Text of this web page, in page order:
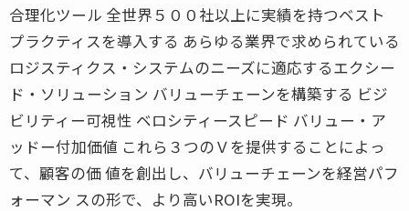
合理化ツール 全世界５００社以上に実績を持つベスト
プラクティスを導入する あらゆる業界で求められている
ロジスティクス・システムのニーズに適応するエクシー
ド・ソリューション バリューチェーンを構築する ビジ
ビリティー可視性 ベロシティースピード バリュー・ア
ッドー付加価値 これら３つのＶを提供することによっ
て、顧客の価 値を創出し、バリューチェーンを経営パフ
ォーマン スの形で、より高いROIを実現。